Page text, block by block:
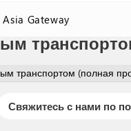
Gateway
транспортом (полная
Свяжитесь с нами по